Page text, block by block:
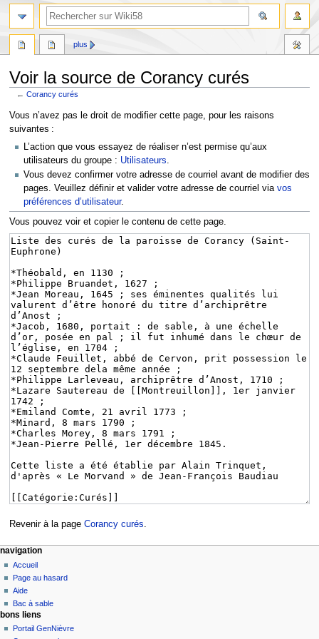
Voir la source de Corancy curés
←Corancy curés
Aller
à
navigation
Aller
à
recherche
Vous n’avez pas le droit de modifier cette page, pour les raisons
suivantes :
L’action que vous essayez de réaliser n’est permise qu’aux
utilisateurs du groupe : Utilisateurs.
Vous devez confirmer votre adresse de courriel avant de modifier des
pages. Veuillez définir et valider votre adresse de courriel via vos
préférences d’utilisateur.
Vous pouvez voir et copier le contenu de cette page.
Revenir à la page Corancy curés.
plus
navigation
Accueil
Page au hasard
Aide
Bac à sable
bons liens
Portail GenNièvre